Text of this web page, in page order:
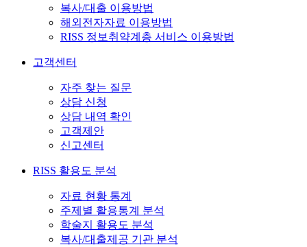
복사/대출 이용방법
해외전자자료 이용방법
RISS 정보취약계층 서비스 이용방법
고객센터
자주 찾는 질문
상담 신청
상담 내역 확인
고객제안
신고센터
RISS 활용도 분석
자료 현황 통계
주제별 활용통계 분석
학술지 활용도 분석
복사/대출제공 기관 분석